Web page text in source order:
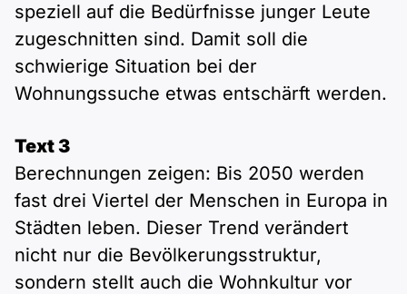
speziell auf die Bedürfnisse junger Leute
zugeschnitten sind. Damit soll die
schwierige Situation bei der
Wohnungssuche etwas entschärft werden.
Text 3
Berechnungen zeigen: Bis 2050 werden
fast drei Viertel der Menschen in Europa in
Städten leben. Dieser Trend verändert
nicht nur die Bevölkerungsstruktur,
sondern stellt auch die Wohnkultur vor